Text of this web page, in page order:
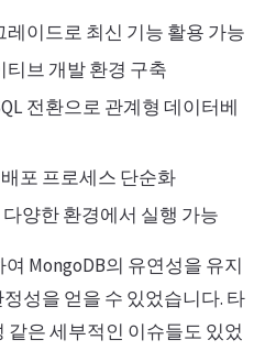
이드로 최신 기능 활용 가능
브 개발 환경 구축
전환으로 관계형 데이터베
포 프로세스 단순화
양한 환경에서 실행 가능
MongoDB의 유연성을 유지
성을 얻을 수 있었습니다. 타
같은 세부적인 이슈들도 있었